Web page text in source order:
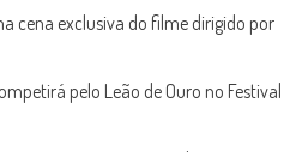
cena exclusiva do filme dirigido por
pelo Leão de Ouro no Festival